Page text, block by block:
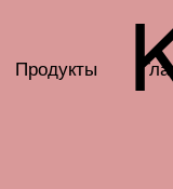
Продукты